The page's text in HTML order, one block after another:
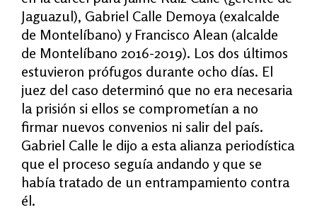
Jaguazul), Gabriel Calle Demoya (exalcalde
de Montelíbano) y Francisco Alean (alcalde
de Montelíbano 2016-2019). Los dos últimos
estuvieron prófugos durante ocho días. El
juez del caso determinó que no era necesaria
la prisión si ellos se comprometían a no
firmar nuevos convenios ni salir del país.
Gabriel Calle le dijo a esta alianza periodística
que el proceso seguía andando y que se
había tratado de un entrampamiento contra
él.